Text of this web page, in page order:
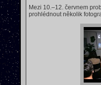
Mezi 10.–12. červnem
prohlédnout několik